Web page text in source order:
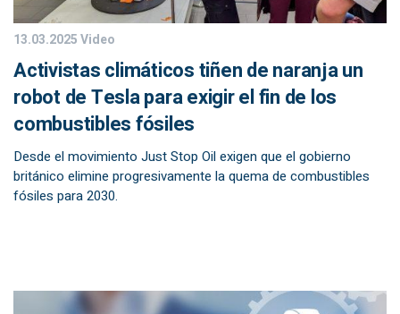
13.03.2025Video
Activistas climáticos tiñen de naranja un
robot de Tesla para exigir el fin de los
combustibles fósiles
Desde el movimiento Just Stop Oil exigen que el gobierno
británico elimine progresivamente la quema de combustibles
fósiles para 2030.